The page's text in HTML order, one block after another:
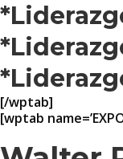
[/wptab]
[wptab